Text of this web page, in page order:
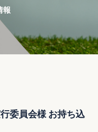
報
委員会様 お持ち込